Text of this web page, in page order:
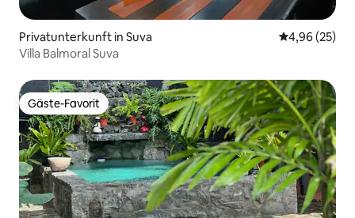
Privatunterkunft in Suva
4,96 (25)
Villa Balmoral Suva
Gäste-Favorit
Gäste-Favorit